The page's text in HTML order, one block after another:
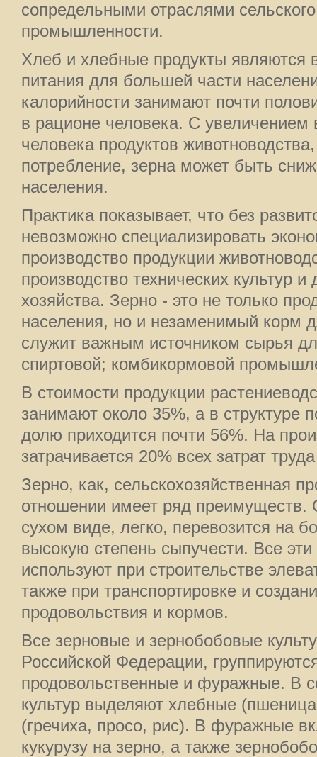
сопредельными отраслями
промышленности.
Хлеб и хлебные продукты являются
питания для большей части
калорийности занимают почти
в рационе человека. С увеличением
человека продуктов
потребление, зерна может быть
населения.
Практика показывает, что без
невозможно специализировать
производство продукции
производство технических культур и
хозяйства. Зерно - это не только
населения, но и незаменимый корм
служит важным источником сырья
спиртовой; комбикормовой
В стоимости продукции
занимают около 35%, а в структуре
долю приходится почти 56%. На
затрачивается 20% всех затрат
Зерно, как, сельскохозяйственная
отношении имеет ряд преимуществ.
сухом виде, легко, перевозится на
высокую степень сыпучести. Все эти
используют при строительстве
также при транспортировке и
продовольствия и кормов.
Все зерновые и зернобобовые
Российской Федерации,
продовольственные и фуражные. В
культур выделяют хлебные
(гречиха, просо, рис). В фуражные
кукурузу на зерно, а также